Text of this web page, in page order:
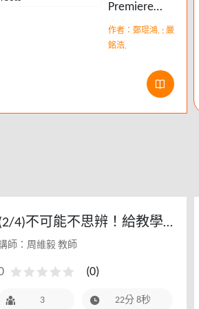
Premiere
Pro/After
Effects
作者：鄭琨鴻, ; 嚴
銘浩,
4)不可能不思辨！給教學
場的媒體素養課2 - 112教
師：周維毅 教師
(0)
3 22分 8秒